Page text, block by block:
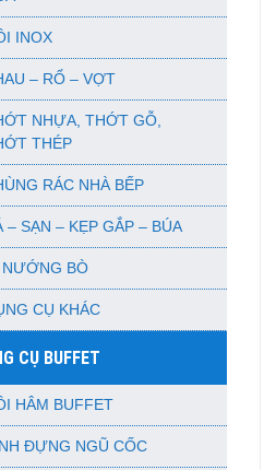
INOX
– RỔ – VỢT
NHỰA, THỚT GỖ,
THÉP
RÁC NHÀ BẾP
– SẠN – KẸP GẮP – BÚA
NƯỚNG BÒ
CỤ KHÁC
CỤ BUFFET
HÂM BUFFET
ĐỰNG NGŨ CỐC